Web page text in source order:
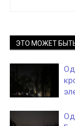
ЭТО МОЖЕТ